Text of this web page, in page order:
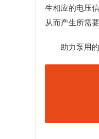
生相应的电压
从而产生所需
助力泵用